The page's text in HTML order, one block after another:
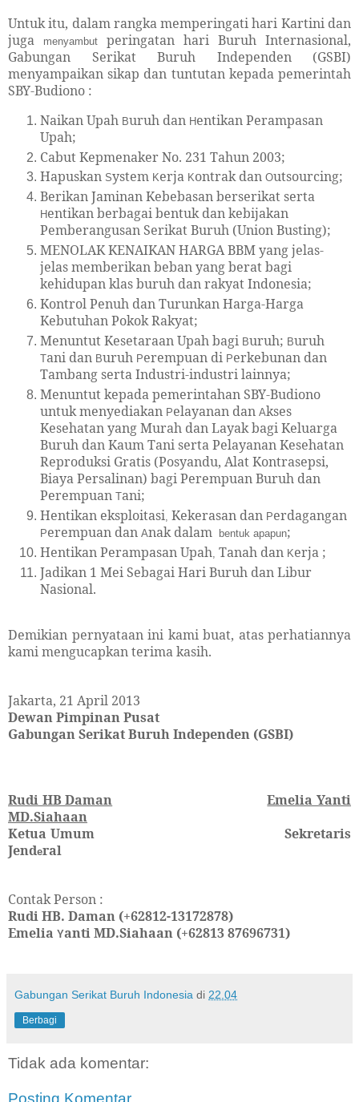
Untuk itu, dalam rangka memperingati hari Kartini dan
juga
menyambut peringatan hari Buruh Internasional,
Gabungan Serikat Buruh Independen (GSBI)
menyampaikan sikap dan tuntutan kepada pemerintah
SBY-Budiono :
Naikan Upah Buruh dan Hentikan Perampasan
Upah;
Cabut Kepmenaker No. 231 Tahun 2003;
Hapuskan System Kerja Kontrak dan Outsourcing;
Berikan Jaminan Kebebasan berserikat serta
H entikan berbagai bentuk dan kebijakan
Pemberangusan Serikat Buruh (Union Busting);
MENOLAK KENAIKAN HARGA BBM yang jelas-
jelas memberikan beban yang berat bagi
kehidupan klas buruh dan rakyat Indonesia;
Kontrol Penuh dan Turunkan Harga-Harga
Kebutuhan Pokok Rakyat;
Menuntut Kesetaraan Upah bagi Buruh; Buruh
Tani dan Buruh Perempuan di Perkebunan dan
Tambang serta Industri-industri lainnya;
Menuntut kepada pemerintahan SBY-Budiono
untuk menyediakan Pelayanan dan Akses
Kesehatan yang Murah dan Layak bagi Keluarga
Buruh dan Kaum Tani serta Pelayanan Kesehatan
Reproduksi Gratis (Posyandu, Alat Kontrasepsi,
Biaya Persalinan) bagi Perempuan Buruh dan
Perempuan Tani;
Hentikan eksploitasi, Kekerasan dan Perdagangan
Perempuan dan Anak dalam bentuk apapun;
Hentikan Perampasan Upah, Tanah dan Kerja ;
Jadikan 1 Mei Sebagai Hari Buruh dan Libur
Nasional.
Demikian pernyataan ini kami buat, atas perhatiannya
kami mengucapkan terima kasih.
Jakarta, 21 April 2013
Dewan Pimpinan Pusat
Gabungan Serikat Buruh Independen (GSBI)
Rudi HB Daman
Emelia Yanti
MD.Siahaan
Ketua Umum
Sekretaris
Jenderal
Contak Person :
Rudi HB. Daman (+62812-13172878)
Emelia Yanti MD.Siahaan (+62813 87696731)
Gabungan Serikat Buruh Indonesia di 22.04
Berbagi
Tidak ada komentar:
Posting Komentar